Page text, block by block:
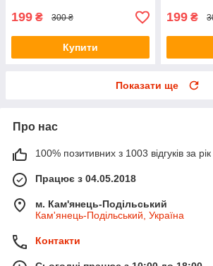
199 ₴ 300 ₴
Купити
199 ₴
Показати ще
Про нас
100% позитивних з 1003 відгуків за рік
Працює з 04.05.2018
м. Кам'янець-Подільський
Кам'янець-Подільський, Україна
Контакти